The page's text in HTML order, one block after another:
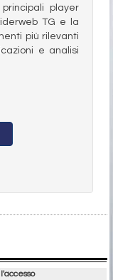
player
TG e la
più rilevanti
e analisi